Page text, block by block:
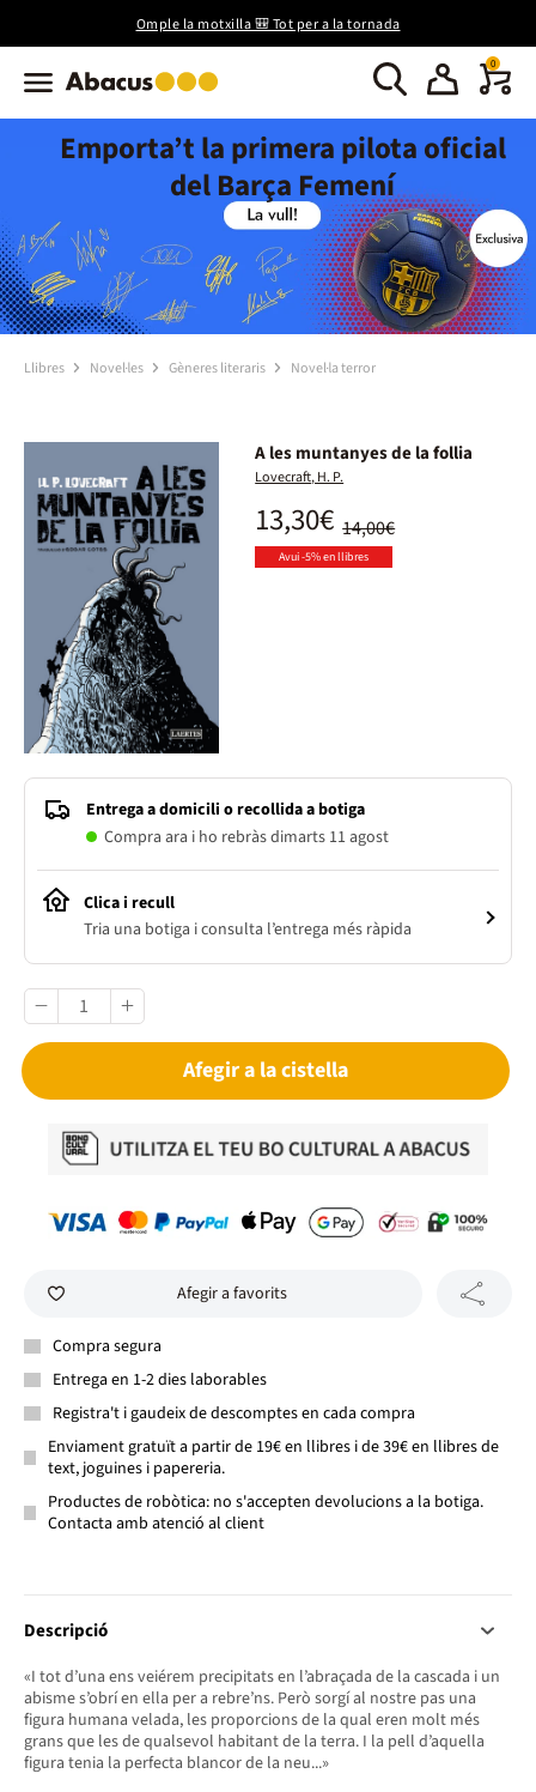
Omple la motxilla 🎒 Tot per a la tornada
0
Emporta’t la primera pilota oficial
del Barça Femení
Llibres Novel·les Gèneres literaris Novel·la terror
A les muntanyes de la follia
Lovecraft, H. P.
14,00€
13,30€
Avui -5% en llibres
Entrega a domicili o recollida a botiga
Compra ara i ho rebràs dimarts 11 agost
Clica i recull
Tria una botiga i consulta l’entrega més ràpida
Afegir a la cistella
Afegir a favorits
Compra segura
Entrega en 1-2 dies laborables
Registra't i gaudeix de descomptes en cada compra
Enviament gratuït a partir de 19€ en llibres i de 39€ en llibres de
text, joguines i papereria.
Productes de robòtica: no s'accepten devolucions a la botiga.
Contacta amb atenció al client
Descripció
«I tot d’una ens veiérem precipitats en l’abraçada de la cascada i un
abisme s’obrí en ella per a rebre’ns. Però sorgí al nostre pas una
figura humana velada, les proporcions de la qual eren molt més
grans que les de qualsevol habitant de la terra. I la pell d’aquella
figura tenia la perfecta blancor de la neu...»